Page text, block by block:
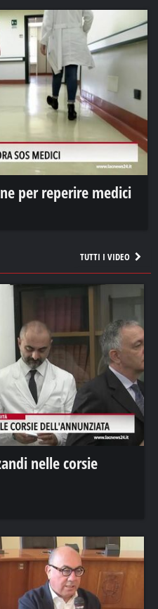
per reperire medici
TUTTI I VIDEO
nelle corsie